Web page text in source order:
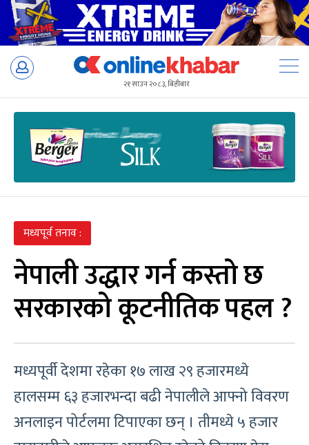
Skip
२१ साउन २०८३, बिहीबार
मध्यपूर्व तनाव :
नेपाली उद्धार गर्न कस्तो छ
सरकारको कूटनीतिक पहल ?
मध्यपूर्वी देशमा रहेका १७ लाख २९ हजारमध्ये
हालसम्म ६३ हजारभन्दा बढी नेपालीले आफ्नो विवरण
अनलाइन पोर्टलमा टिपाएका छन् । तीमध्ये ५ हजार